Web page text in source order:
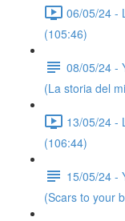
06/05/24 -
(105:46)
08/05/24 -
(La storia del
13/05/24 -
(106:44)
15/05/24 -
(Scars to your